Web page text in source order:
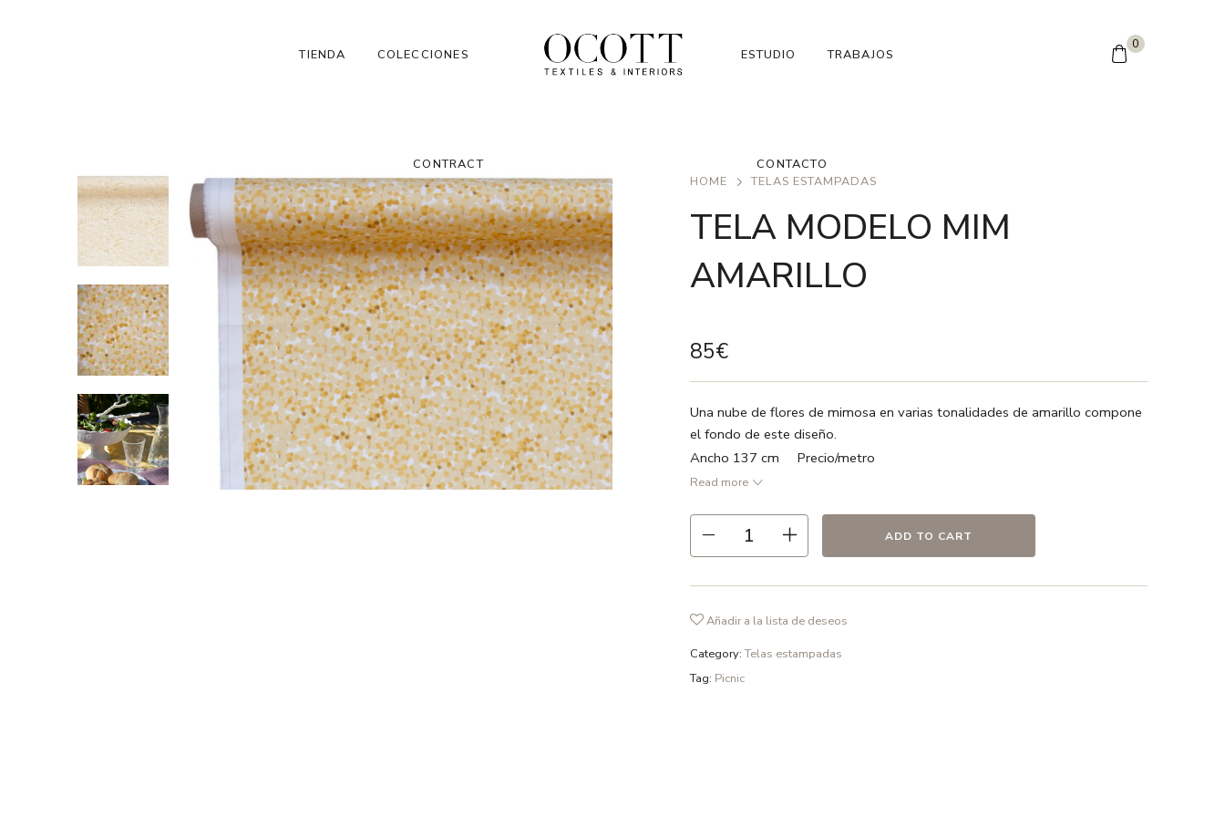
TIENDA COLECCIONES
CONTRACT
ESTUDIO TRABAJOS
CONTACTO
0
HOME TELAS ESTAMPADAS
TELA MODELO MIM
AMARILLO
85€
Una nube de flores de mimosa en varias tonalidades de amarillo compone
el fondo de este diseño.
Ancho 137 cm Precio/metro
● 55% lino 45% algodón
● Repetición 13 cm
● Recomendamos lavado en frío ó a 30º max. , el uso de detergentes sin
fosfatos y en ciclo delicado.
Read more
ADD TO CART
Añadir a la lista de deseos
Category:Telas estampadas
Tag: Picnic